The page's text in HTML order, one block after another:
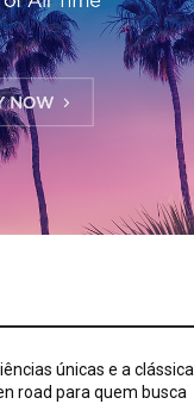
únicas e a clássica
road para quem busca